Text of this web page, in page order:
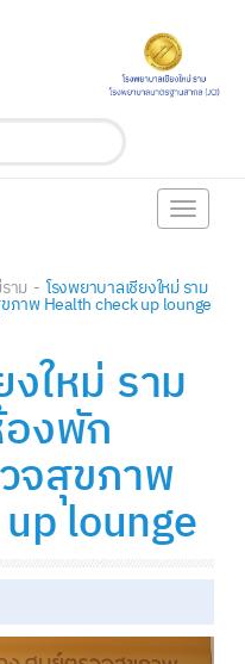
Toggle
าม โรงพยาบาลเชียงใหม่ ราม
ภาพ Health check up lounge
ใหม่ ราม
องพัก
จสุขภาพ
lounge